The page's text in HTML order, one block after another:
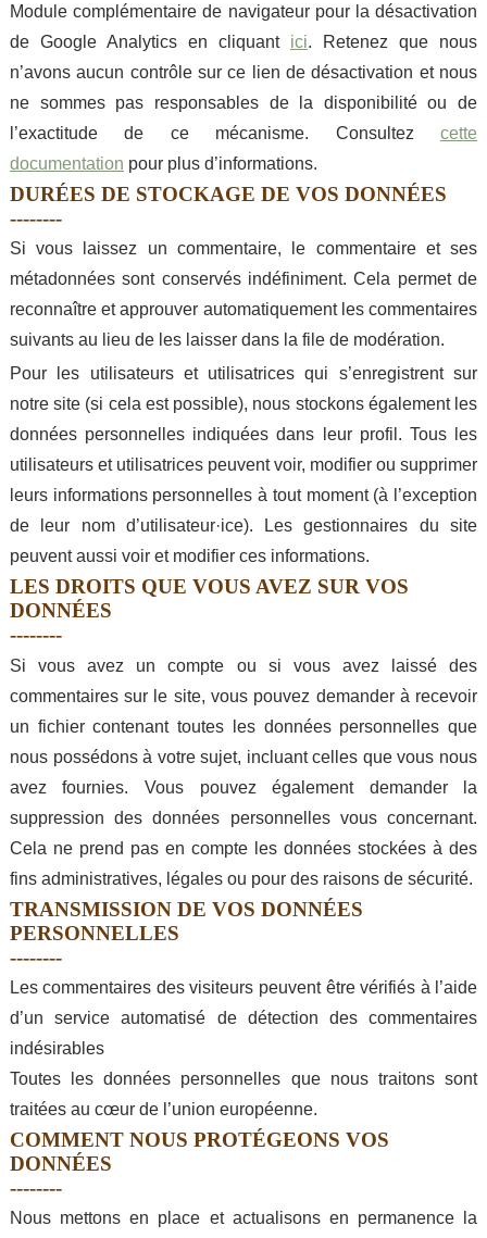
Module complémentaire de navigateur pour la désactivation
de Google Analytics en cliquant ici. Retenez que nous
n’avons aucun contrôle sur ce lien de désactivation et nous
ne sommes pas responsables de la disponibilité ou de
l’exactitude de ce mécanisme. Consultezcette
documentation pour plus d’informations.
DURÉES DE STOCKAGE DE VOS DONNÉES
Si vous laissez un commentaire, le commentaire et ses
métadonnées sont conservés indéfiniment. Cela permet de
reconnaître et approuver automatiquement les commentaires
suivants au lieu de les laisser dans la file de modération.
Pour les utilisateurs et utilisatrices qui s’enregistrent sur
notre site (si cela est possible), nous stockons également les
données personnelles indiquées dans leur profil. Tous les
utilisateurs et utilisatrices peuvent voir, modifier ou supprimer
leurs informations personnelles à tout moment (à l’exception
de leur nom d’utilisateur·ice). Les gestionnaires du site
peuvent aussi voir et modifier ces informations.
LES DROITS QUE VOUS AVEZ SUR VOS
DONNÉES
Si vous avez un compte ou si vous avez laissé des
commentaires sur le site, vous pouvez demander à recevoir
un fichier contenant toutes les données personnelles que
nous possédons à votre sujet, incluant celles que vous nous
avez fournies. Vous pouvez également demander la
suppression des données personnelles vous concernant.
Cela ne prend pas en compte les données stockées à des
fins administratives, légales ou pour des raisons de sécurité.
TRANSMISSION DE VOS DONNÉES
PERSONNELLES
Les commentaires des visiteurs peuvent être vérifiés à l’aide
d’un service automatisé de détection des commentaires
indésirables
Toutes les données personnelles que nous traitons sont
traitées au cœur de l’union européenne.
COMMENT NOUS PROTÉGEONS VOS
DONNÉES
Nous mettons en place et actualisons en permanence la